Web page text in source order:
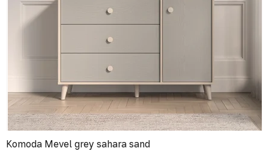
Komoda Mevel grey sahara sand